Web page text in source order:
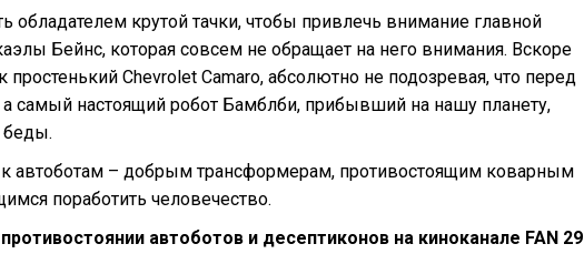
обладателем крутой тачки, чтобы привлечь внимание главной
Бейнс, которая совсем не обращает на него внимания. Вскоре
простенький Chevrolet Camaro, абсолютно не подозревая, что перед
самый настоящий робот Бамблби, прибывший на нашу планету,
беды.
автоботам – добрым трансформерам, противостоящим коварным
поработить человечество.
автоботов и десептиконов на киноканале FAN 29